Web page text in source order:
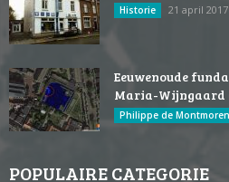
Historie 21 april 2017
Eeuwenoude
Maria-Wijngaard
Philippe de
POPULAIRE CATEGORIE